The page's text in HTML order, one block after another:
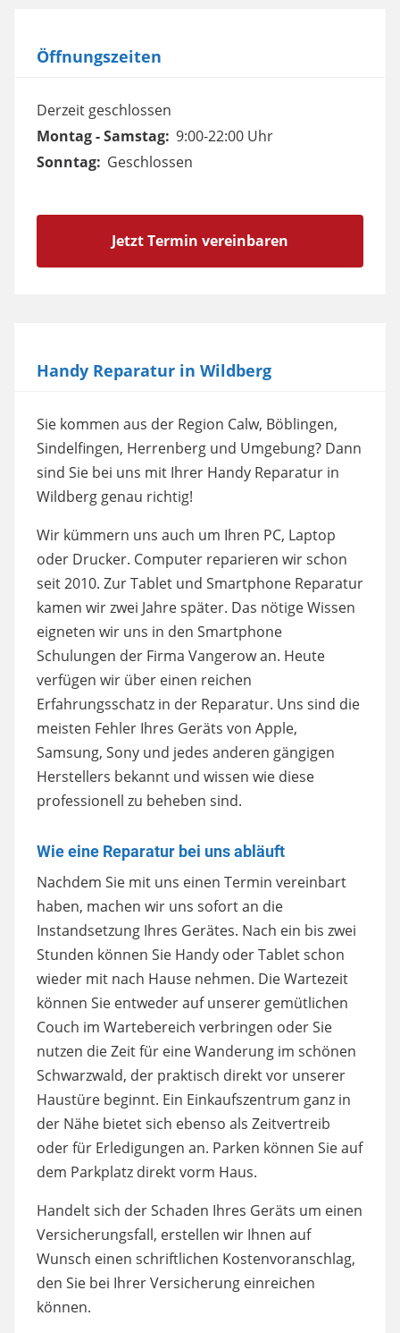
Öffnungszeiten
Derzeit geschlossen
Montag - Samstag: 9:00-22:00 Uhr
Sonntag: Geschlossen
Jetzt Termin vereinbaren
Handy Reparatur in Wildberg
Sie kommen aus der Region Calw, Böblingen,
Sindelfingen, Herrenberg und Umgebung? Dann
sind Sie bei uns mit Ihrer Handy Reparatur in
Wildberg genau richtig!
Wir kümmern uns auch um Ihren PC, Laptop
oder Drucker. Computer reparieren wir schon
seit 2010. Zur Tablet und Smartphone Reparatur
kamen wir zwei Jahre später. Das nötige Wissen
eigneten wir uns in den Smartphone
Schulungen der Firma Vangerow an. Heute
verfügen wir über einen reichen
Erfahrungsschatz in der Reparatur. Uns sind die
meisten Fehler Ihres Geräts von Apple,
Samsung, Sony und jedes anderen gängigen
Herstellers bekannt und wissen wie diese
professionell zu beheben sind.
Wie eine Reparatur bei uns abläuft
Nachdem Sie mit uns einen Termin vereinbart
haben, machen wir uns sofort an die
Instandsetzung Ihres Gerätes. Nach ein bis zwei
Stunden können Sie Handy oder Tablet schon
wieder mit nach Hause nehmen. Die Wartezeit
können Sie entweder auf unserer gemütlichen
Couch im Wartebereich verbringen oder Sie
nutzen die Zeit für eine Wanderung im schönen
Schwarzwald, der praktisch direkt vor unserer
Haustüre beginnt. Ein Einkaufszentrum ganz in
der Nähe bietet sich ebenso als Zeitvertreib
oder für Erledigungen an. Parken können Sie auf
dem Parkplatz direkt vorm Haus.
Handelt sich der Schaden Ihres Geräts um einen
Versicherungsfall, erstellen wir Ihnen auf
Wunsch einen schriftlichen Kostenvoranschlag,
den Sie bei Ihrer Versicherung einreichen
können.